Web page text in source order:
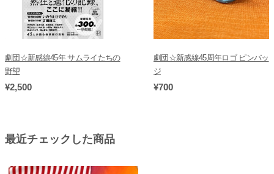
劇団☆新感線45年 サムライたちの
野望
¥2,500
劇団☆新感線45周年ロゴ ピンバッ
ジ
¥700
最近チェックした商品